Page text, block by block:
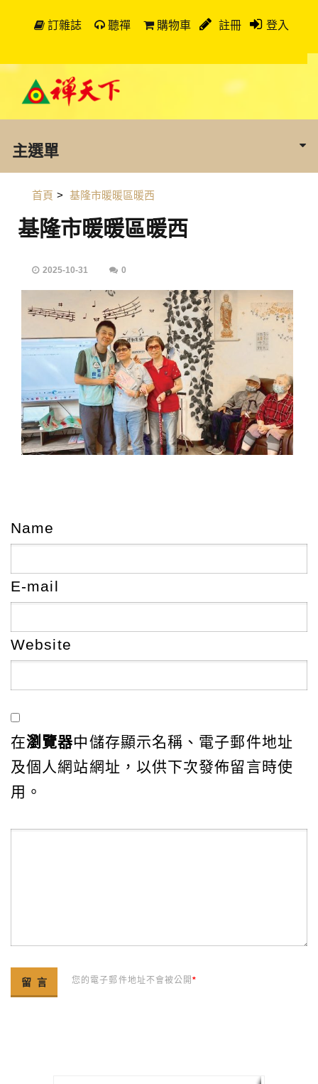
訂雜誌 聽禪 購物車 註冊 登入
主選單
首頁 > 基隆市暖暖區暖西
基隆市暖暖區暖西
2025-10-31 0
Name
E-mail
Website
在瀏覽器中儲存顯示名稱、電子郵件地址
及個人網站網址，以供下次發佈留言時使
用。
您的電子郵件地址不會被公開*